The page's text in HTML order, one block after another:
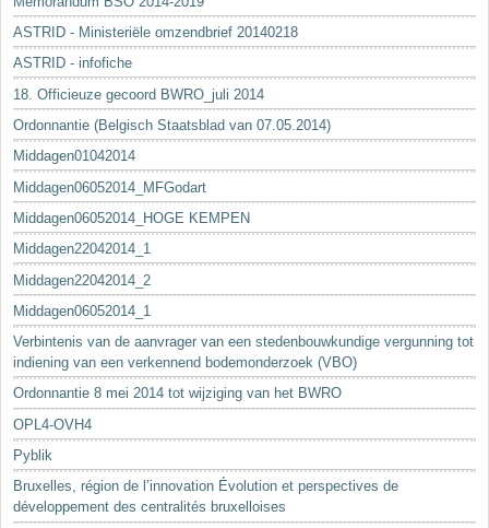
ASTRID - Ministeriële omzendbrief 20140218
ASTRID - infofiche
18. Officieuze gecoord BWRO_juli 2014
Ordonnantie (Belgisch Staatsblad van 07.05.2014)
Middagen01042014
Middagen06052014_MFGodart
Middagen06052014_HOGE KEMPEN
Middagen22042014_1
Middagen22042014_2
Middagen06052014_1
Verbintenis van de aanvrager van een stedenbouwkundige vergunning tot
indiening van een verkennend bodemonderzoek (VBO)
Ordonnantie 8 mei 2014 tot wijziging van het BWRO
OPL4-OVH4
Pyblik
Bruxelles, région de l’innovation Évolution et perspectives de
développement des centralités bruxelloises